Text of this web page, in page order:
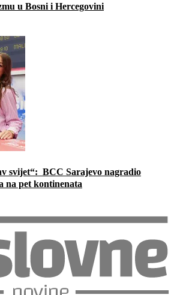
u Bosni i Hercegovini
svijet“: BCC Sarajevo nagradio
na pet kontinenata